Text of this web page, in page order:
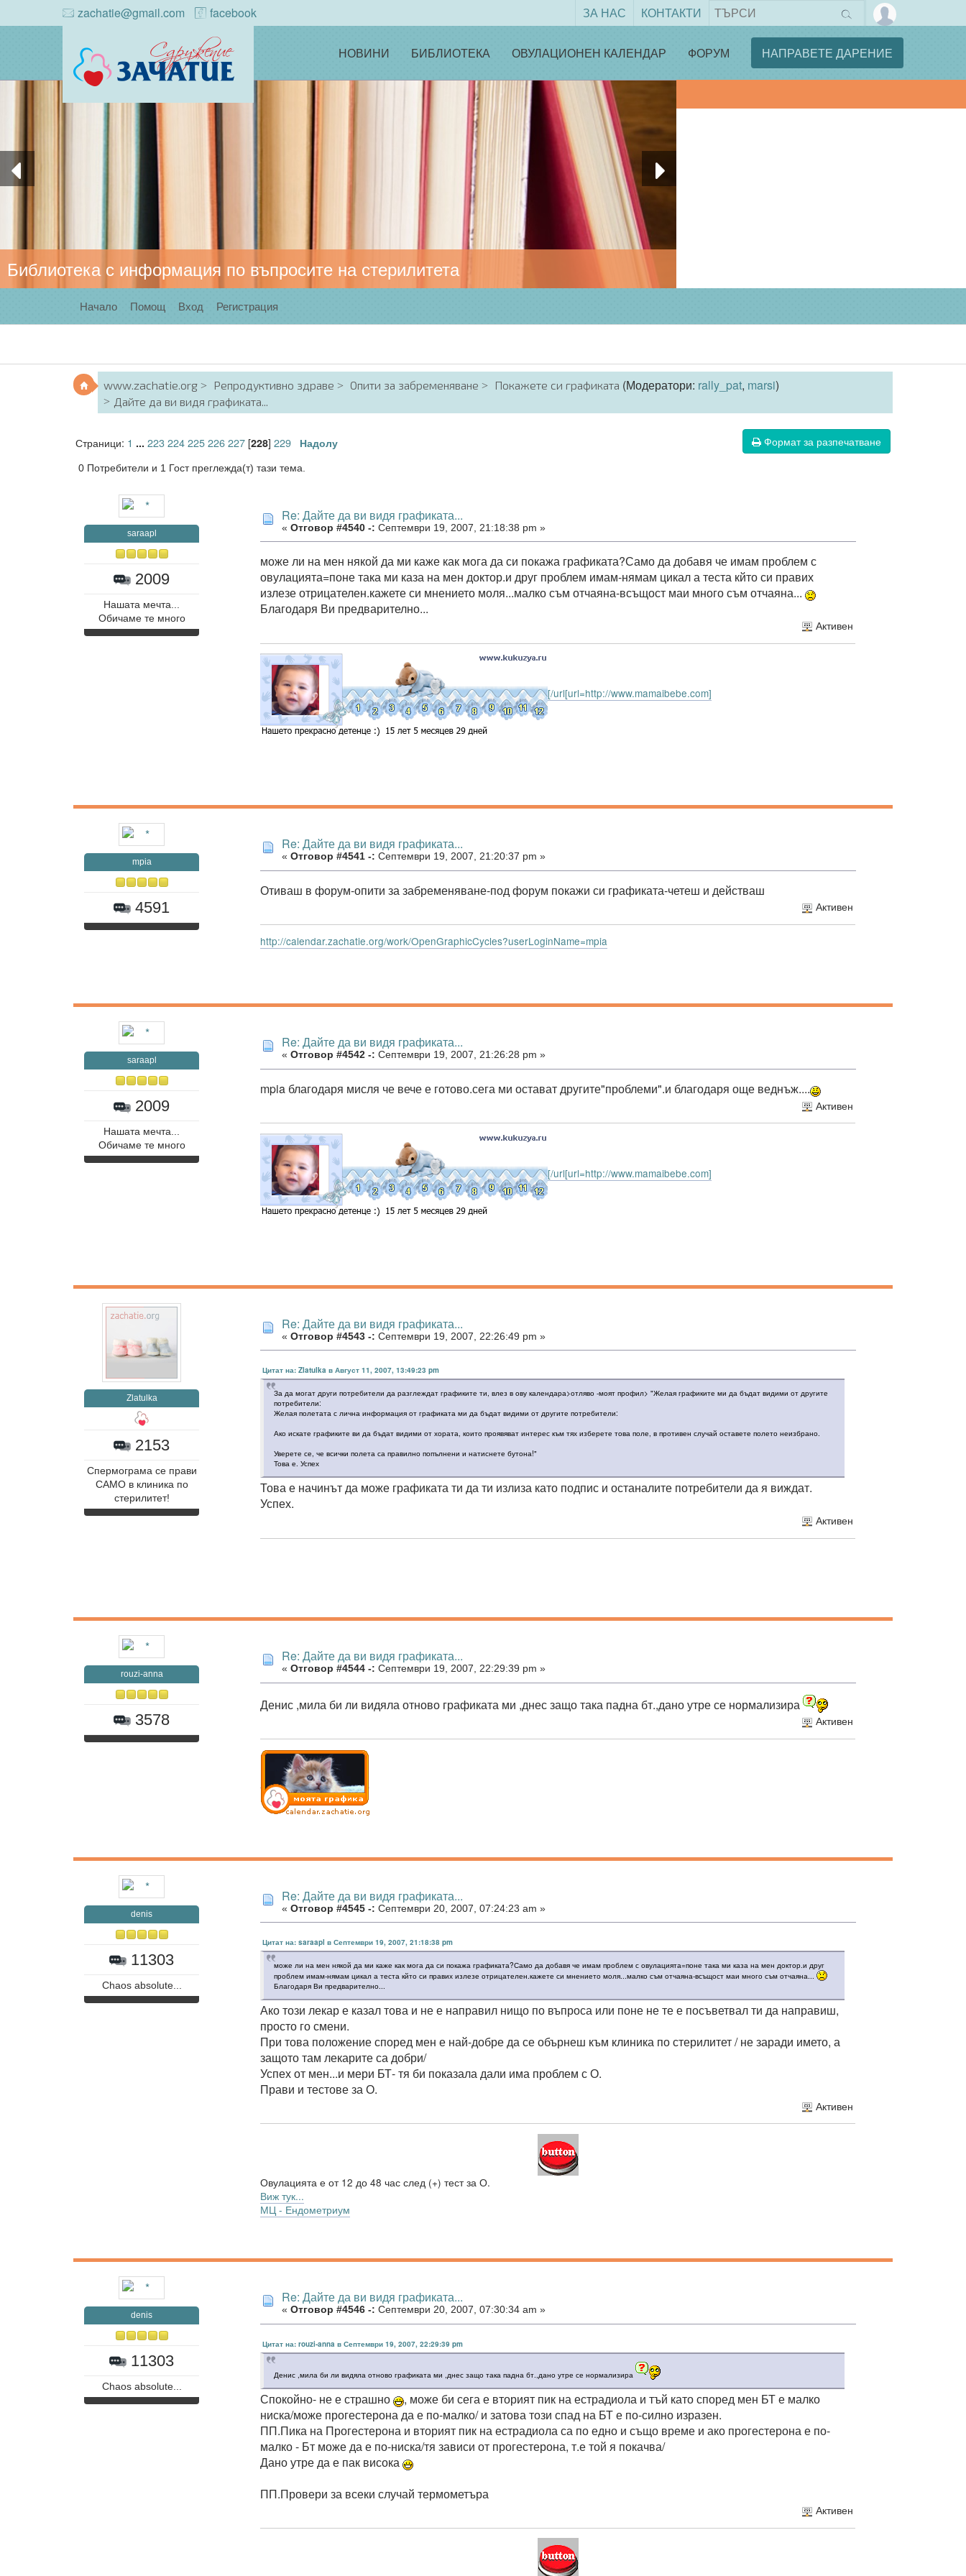
zachatie@gmail.com facebook ЗА НАС КОНТАКТИ
НОВИНИ БИБЛИОТЕКА ОВУЛАЦИОНЕН КАЛЕНДАР ФОРУМ НАПРАВЕТЕ ДАРЕНИЕ
Библиотека с информация по въпросите на стерилитета
Начало Помощ Вход Регистрация
www.zachatie.org Репродуктивно здраве Опити за забременяване Покажете си графиката (Модератори: rally_pat, marsi)
Дайте да ви видя графиката...
Формат за разпечатване
Страници: 1 ... 223224225226227[228] 229 Надолу
0 Потребители и 1 Гост преглежда(т) тази тема.
saraapl
2009
Нашата мечта...
Обичаме те много
Re: Дайте да ви видя графиката...
« Отговор #4540 -: Септември 19, 2007, 21:18:38 pm »
може ли на мен някой да ми каже как мога да си покажа графиката?Само да добавя че имам проблем с
овулацията=поне така ми каза на мен доктор.и друг проблем имам-нямам цикал а теста кйто си правих
излезе отрицателен.кажете си мнението моля...малко съм отчаяна-всъщост маи много съм отчаяна...
Благодаря Ви предварително...
Активен
[/url[url=http://www.mamaibebe.com]
mpia
4591
Re: Дайте да ви видя графиката...
« Отговор #4541 -: Септември 19, 2007, 21:20:37 pm »
Отиваш в форум-опити за забременяване-под форум покажи си графиката-четеш и действаш
Активен
http://calendar.zachatie.org/work/OpenGraphicCycles?userLoginName=mpia
saraapl
2009
Нашата мечта...
Обичаме те много
Re: Дайте да ви видя графиката...
« Отговор #4542 -: Септември 19, 2007, 21:26:28 pm »
mpia благодаря мисля че вече е готово.сега ми остават другите"проблеми".и благодаря още веднъж....
Активен
[/url[url=http://www.mamaibebe.com]
Zlatulka
2153
Спермограма се прави
САМО в клиника по
стерилитет!
Re: Дайте да ви видя графиката...
« Отговор #4543 -: Септември 19, 2007, 22:26:49 pm »
Цитат на: Zlatulka в Август 11, 2007, 13:49:23 pm
За да могат други потребители да разглеждат графиките ти, влез в ову календара>отляво -моят профил> "Желая графиките ми да бъдат видими от другите
потребители:
Желая полетата с лична информация от графиката ми да бъдат видими от другите потребители:
Ако искате графиките ви да бъдат видими от хората, които проявяват интерес към тях изберете това поле, в противен случай оставете полето неизбрано.
Уверете се, че всички полета са правилно попълнени и натиснете бутона!"
Това е. Успех
Това е начинът да може графиката ти да ти излиза като подпис и останалите потребители да я виждат.
Успех.
Активен
rouzi-anna
3578
Re: Дайте да ви видя графиката...
« Отговор #4544 -: Септември 19, 2007, 22:29:39 pm »
Денис ,мила би ли видяла отново графиката ми ,днес защо така падна бт.,дано утре се нормализира
Активен
denis
11303
Chaos absolute...
Re: Дайте да ви видя графиката...
« Отговор #4545 -: Септември 20, 2007, 07:24:23 am »
Цитат на: saraapl в Септември 19, 2007, 21:18:38 pm
може ли на мен някой да ми каже как мога да си покажа графиката?Само да добавя че имам проблем с овулацията=поне така ми каза на мен доктор.и друг
проблем имам-нямам цикал а теста кйто си правих излезе отрицателен.кажете си мнението моля...малко съм отчаяна-всъщост маи много съм отчаяна...
Благодаря Ви предварително...
Ако този лекар е казал това и не е направил нищо по въпроса или поне не те е посъветвал ти да направиш,
просто го смени.
При това положение според мен е най-добре да се обърнеш към клиника по стерилитет / не заради името, а
защото там лекарите са добри/
Успех от мен...и мери БТ- тя би показала дали има проблем с О.
Прави и тестове за О.
Активен
Овулацията е от 12 до 48 час след (+) тест за О.
Виж тук...
МЦ - Ендометриум
denis
11303
Chaos absolute...
Re: Дайте да ви видя графиката...
« Отговор #4546 -: Септември 20, 2007, 07:30:34 am »
Цитат на: rouzi-anna в Септември 19, 2007, 22:29:39 pm
Денис ,мила би ли видяла отново графиката ми ,днес защо така падна бт.,дано утре се нормализира
Спокойно- не е страшно
, може би сега е вторият пик на естрадиола и тъй като според мен БТ е малко
ниска/може прогестерона да е по-малко/ и затова този спад на БТ е по-силно изразен.
ПП.Пика на Прогестерона и вторият пик на естрадиола са по едно и също време и ако прогестерона е по-
малко - Бт може да е по-ниска/тя зависи от прогестерона, т.е той я покачва/
Дано утре да е пак висока
ПП.Провери за всеки случай термометъра
Активен